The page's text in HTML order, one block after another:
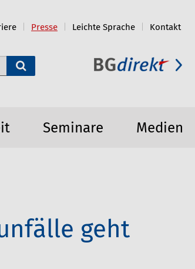
Presse Leichte Sprache Kontakt
Seminare Medien
geht